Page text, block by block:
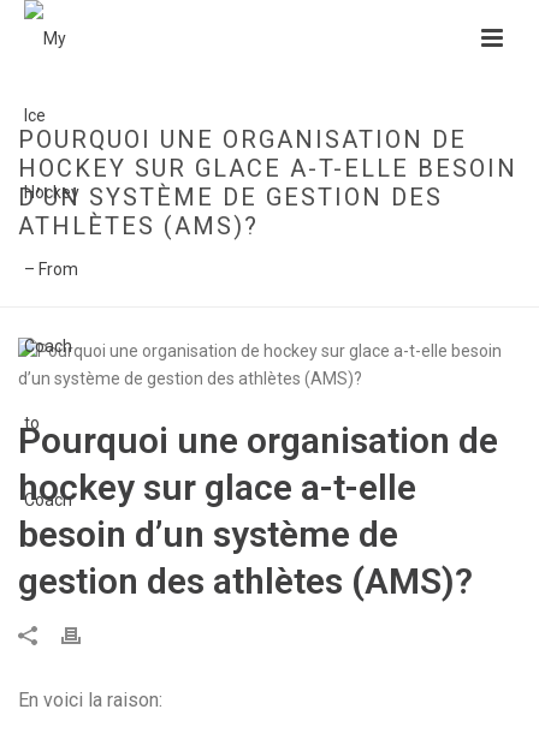
POURQUOI UNE ORGANISATION DE
HOCKEY SUR GLACE A-T-ELLE BESOIN
D’UN SYSTÈME DE GESTION DES
ATHLÈTES (AMS)?
HOME»POURQUOI UNE ORGANISATION DE HOCKEY SUR GLACE A-T-ELLE
Pourquoi une organisation de
hockey sur glace a-t-elle
besoin d’un système de
gestion des athlètes (AMS)?
En voici la raison: